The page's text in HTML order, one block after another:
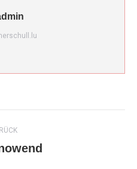
Vorheriger